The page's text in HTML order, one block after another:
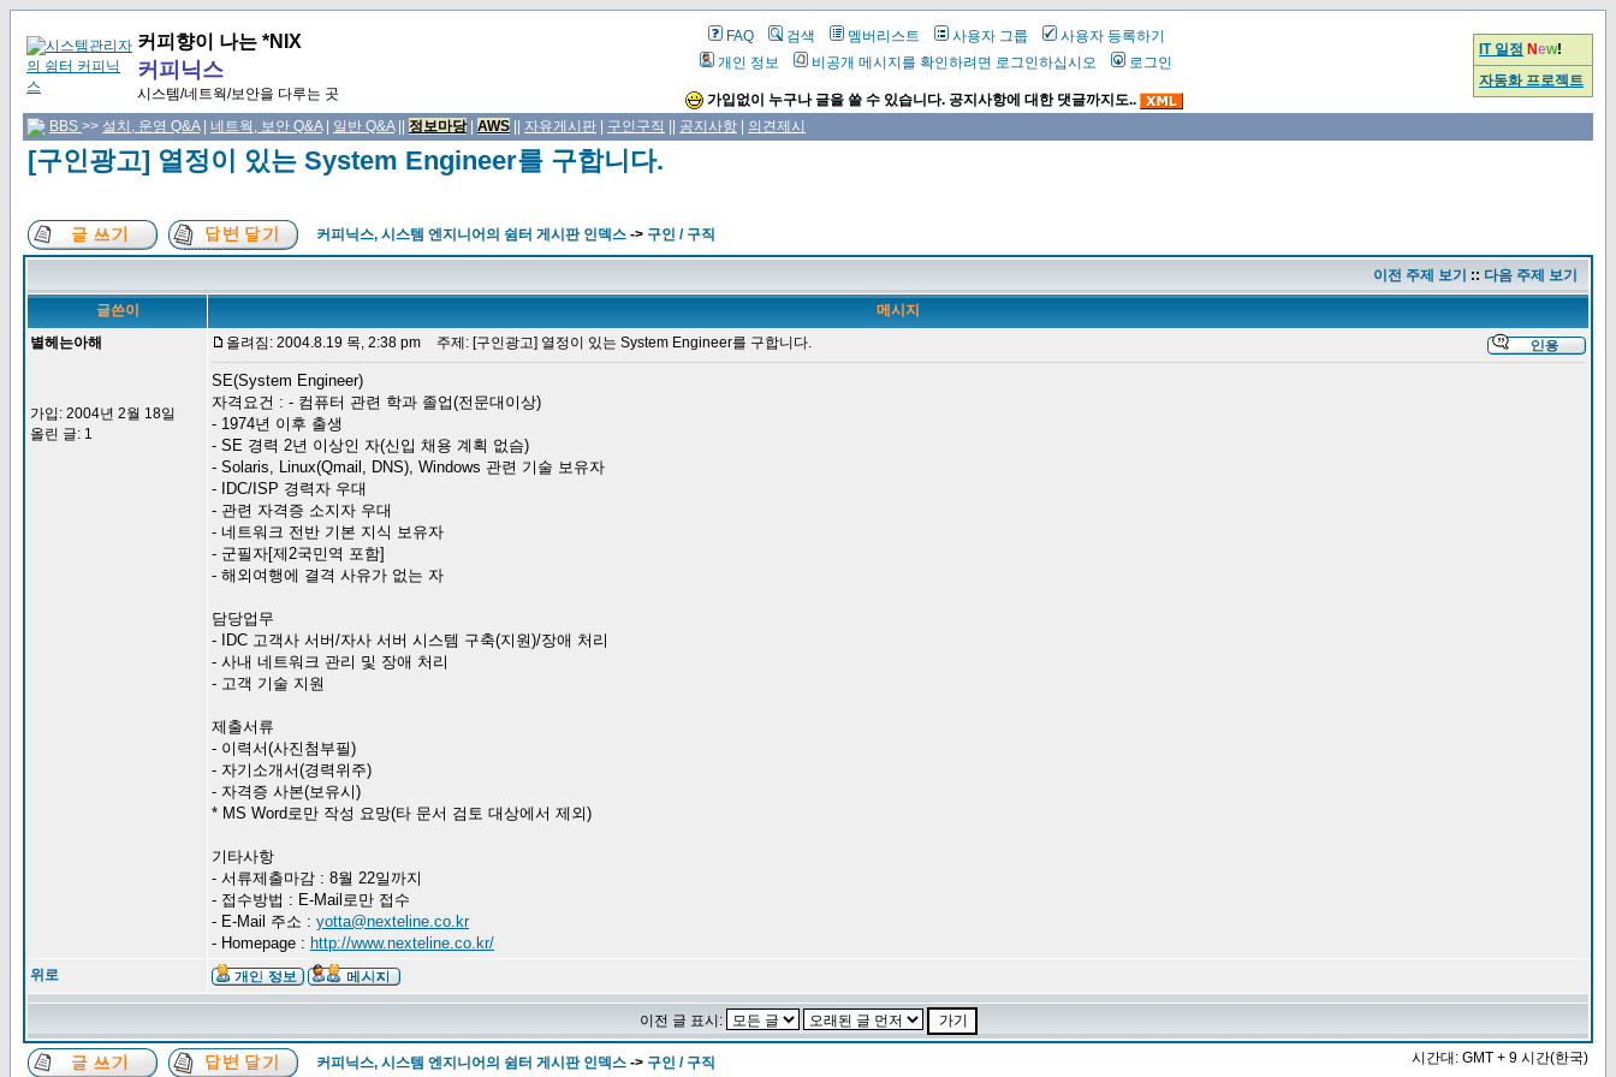
커피향이 나는 *NIX
커피닉스
시스템/네트웍/보안을 다루는 곳
FAQ 검색 멤버리스트 사용자 그룹
사용자 등록하기
개인 정보
비공개 메시지를 확인하려면 로그인하십시오 로그인
가입없이 누구나 글을 쓸 수 있습니다. 공지사항에 대한 댓글까지도..
IT 일정 New!
자동화 프로젝트
BBS >> 설치, 운영 Q&A| 네트웍, 보안 Q&A| 일반 Q&A|| 정보마당| AWS 자유게시판 구인구직 공지사항 의견제시
[구인광고] 열정이 있는 System Engineer를 구합니다.
커피닉스, 시스템 엔지니어의 쉼터 게시판 인덱스 -> 구인 / 구직
이전 주제 보기 :: 다음 주제 보기
글쓴이
메시지
별헤는아해
가입: 2004년 2월 18일
올린 글: 1
올려짐: 2004.8.19 목, 2:38 pm 주제: [구인광고] 열정이 있는 System Engineer를 구합니다.
SE(System Engineer)
자격요건 : - 컴퓨터 관련 학과 졸업(전문대이상)
- 1974년 이후 출생
- SE 경력 2년 이상인 자(신입 채용 계획 없슴)
- Solaris, Linux(Qmail, DNS), Windows 관련 기술 보유자
- IDC/ISP 경력자 우대
- 관련 자격증 소지자 우대
- 네트워크 전반 기본 지식 보유자
- 군필자[제2국민역 포함]
- 해외여행에 결격 사유가 없는 자
담당업무
- IDC 고객사 서버/자사 서버 시스템 구축(지원)/장애 처리
- 사내 네트워크 관리 및 장애 처리
- 고객 기술 지원
제출서류
- 이력서(사진첨부필)
- 자기소개서(경력위주)
- 자격증 사본(보유시)
* MS Word로만 작성 요망(타 문서 검토 대상에서 제외)
기타사항
- 서류제출마감 : 8월 22일까지
- 접수방법 : E-Mail로만 접수
- E-Mail 주소 : yotta@nexteline.co.kr
- Homepage : http://www.nexteline.co.kr/
위로
이전 글 표시:
커피닉스, 시스템 엔지니어의 쉼터 게시판 인덱스 -> 구인 / 구직 시간대: GMT + 9 시간(한국)